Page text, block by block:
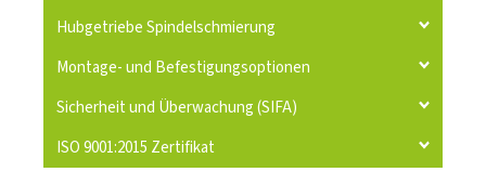
Hubgetriebe Spindelschmierung
Montage- und Befestigungsoptionen
Sicherheit und Überwachung (SIFA)
ISO 9001:2015 Zertifikat